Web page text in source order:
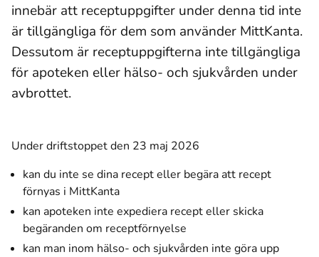
innebär att receptuppgifter under denna tid inte
är tillgängliga för dem som använder MittKanta.
Dessutom är receptuppgifterna inte tillgängliga
för apoteken eller hälso- och sjukvården under
avbrottet.
Under driftstoppet den 23 maj 2026
kan du inte se dina recept eller begära att recept
förnyas i MittKanta
kan apoteken inte expediera recept eller skicka
begäranden om receptförnyelse
kan man inom hälso- och sjukvården inte göra upp